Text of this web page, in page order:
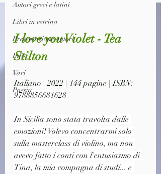
Autori greci e latini
Libri in vetrina
Presentazione autori
Info
Vari
Poesia
I love you Violet - Tea
Stilton
Italiano | 2022 | 144 pagine | ISBN:
9788856681628
In Sicilia sono stata travolta dalle
emozioni! Volevo concentrarmi solo
sulla masterclass di violino, ma non
avevo fatto i conti con l'entusiasmo di
Tina, la mia compagna di studi... e